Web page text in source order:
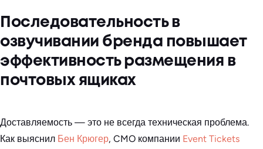
Последовательность в
озвучивании бренда повышает
эффективность размещения в
почтовых ящиках
Доставляемость — это не всегда техническая проблема.
Как выяснил Бен Крюгер, CMO компании Event Tickets